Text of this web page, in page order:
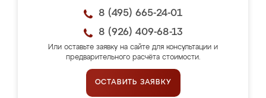
8 (495) 665-24-01
8 (926) 409-68-13
Или оставьте заявку на сайте для консультации и
предварительного расчёта стоимости.
ОСТАВИТЬ ЗАЯВКУ